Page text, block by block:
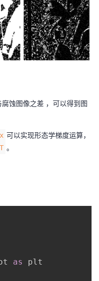
蚀图像之差 ，可以得到图
可以实现形态学梯度运算，
。
as